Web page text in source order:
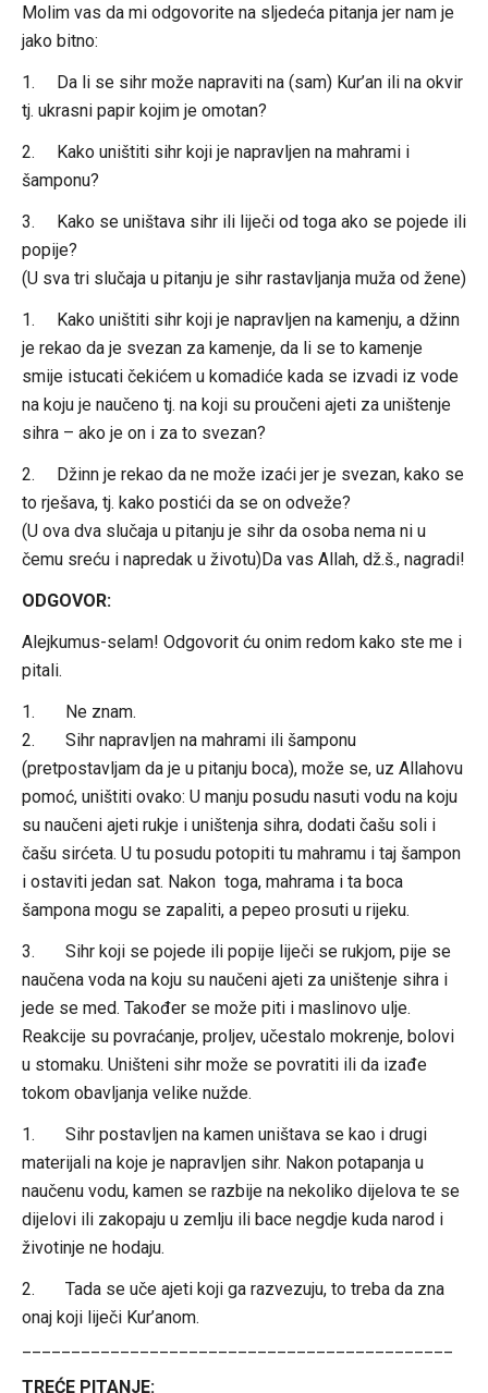
Molim vas da mi odgovorite na sljedeća pitanja jer nam je
jako bitno:
1. Da li se sihr može napraviti na (sam) Kur’an ili na okvir
tj. ukrasni papir kojim je omotan?
2. Kako uništiti sihr koji je napravljen na mahrami i
šamponu?
3. Kako se uništava sihr ili liječi od toga ako se pojede ili
popije?
(U sva tri slučaja u pitanju je sihr rastavljanja muža od žene)
1. Kako uništiti sihr koji je napravljen na kamenju, a džinn
je rekao da je svezan za kamenje, da li se to kamenje
smije istucati čekićem u komadiće kada se izvadi iz vode
na koju je naučeno tj. na koji su proučeni ajeti za uništenje
sihra – ako je on i za to svezan?
2. Džinn je rekao da ne može izaći jer je svezan, kako se
to rješava, tj. kako postići da se on odveže?
(U ova dva slučaja u pitanju je sihr da osoba nema ni u
čemu sreću i napredak u životu)Da vas Allah, dž.š., nagradi!
ODGOVOR:
Alejkumus-selam! Odgovorit ću onim redom kako ste me i
pitali.
1. Ne znam.
2. Sihr napravljen na mahrami ili šamponu
(pretpostavljam da je u pitanju boca), može se, uz Allahovu
pomoć, uništiti ovako: U manju posudu nasuti vodu na koju
su naučeni ajeti rukje i uništenja sihra, dodati čašu soli i
čašu sirćeta. U tu posudu potopiti tu mahramu i taj šampon
i ostaviti jedan sat. Nakon toga, mahrama i ta boca
šampona mogu se zapaliti, a pepeo prosuti u rijeku.
3. Sihr koji se pojede ili popije liječi se rukjom, pije se
naučena voda na koju su naučeni ajeti za uništenje sihra i
jede se med. Također se može piti i maslinovo ulje.
Reakcije su povraćanje, proljev, učestalo mokrenje, bolovi
u stomaku. Uništeni sihr može se povratiti ili da izađe
tokom obavljanja velike nužde.
1. Sihr postavljen na kamen uništava se kao i drugi
materijali na koje je napravljen sihr. Nakon potapanja u
naučenu vodu, kamen se razbije na nekoliko dijelova te se
dijelovi ili zakopaju u zemlju ili bace negdje kuda narod i
životinje ne hodaju.
2. Tada se uče ajeti koji ga razvezuju, to treba da zna
onaj koji liječi Kur’anom.
TREĆE PITANJE: